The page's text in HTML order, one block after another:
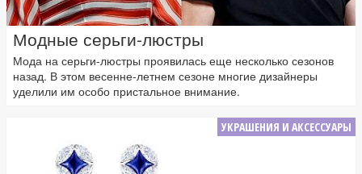
Модные серьги-люстры
Мода на серьги-люстры проявилась еще несколько сезонов
назад. В этом весенне-летнем сезоне многие дизайнеры
уделили им особо пристальное внимание.
УКРАШЕНИЯ И АКСЕССУАРЫ